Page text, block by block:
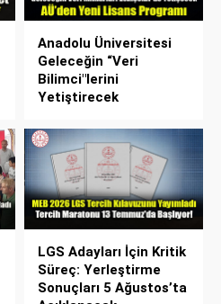
Anadolu Üniversitesi
Geleceğin “Veri
Bilimci"lerini
Yetiştirecek
LGS Adayları İçin Kritik
Süreç: Yerleştirme
Sonuçları 5 Ağustos’ta